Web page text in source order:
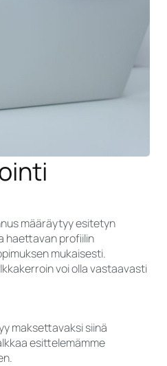
määräytyy esitetyn
haettavan profiilin
mukaisesti.
voi olla vastaavasti
maksettavaksi siinä
esittelemämme